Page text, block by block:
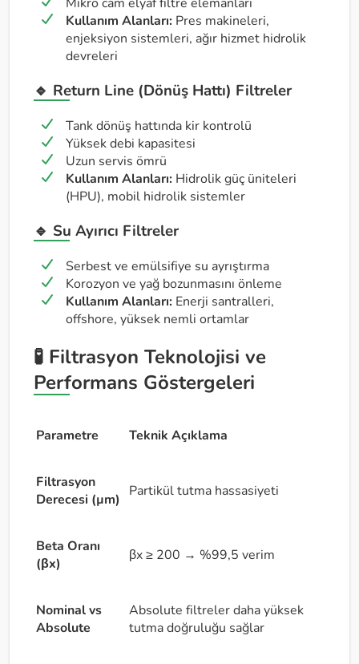
Mikro cam elyaf filtre elemanları
Kullanım Alanları: Pres makineleri,
enjeksiyon sistemleri, ağır hizmet hidrolik
devreleri
🔹 Return Line (Dönüş Hattı) Filtreler
Tank dönüş hattında kir kontrolü
Yüksek debi kapasitesi
Uzun servis ömrü
Kullanım Alanları: Hidrolik güç üniteleri
(HPU), mobil hidrolik sistemler
🔹 Su Ayırıcı Filtreler
Serbest ve emülsifiye su ayrıştırma
Korozyon ve yağ bozunmasını önleme
Kullanım Alanları: Enerji santralleri,
offshore, yüksek nemli ortamlar
🧪 Filtrasyon Teknolojisi ve
Performans Göstergeleri
Parametre Teknik Açıklama
Filtrasyon
Derecesi (µm)
Partikül tutma hassasiyeti
Beta Oranı
(βx)
βx ≥ 200 → %99,5 verim
Nominal vs
Absolute
Absolute filtreler daha yüksek
tutma doğruluğu sağlar